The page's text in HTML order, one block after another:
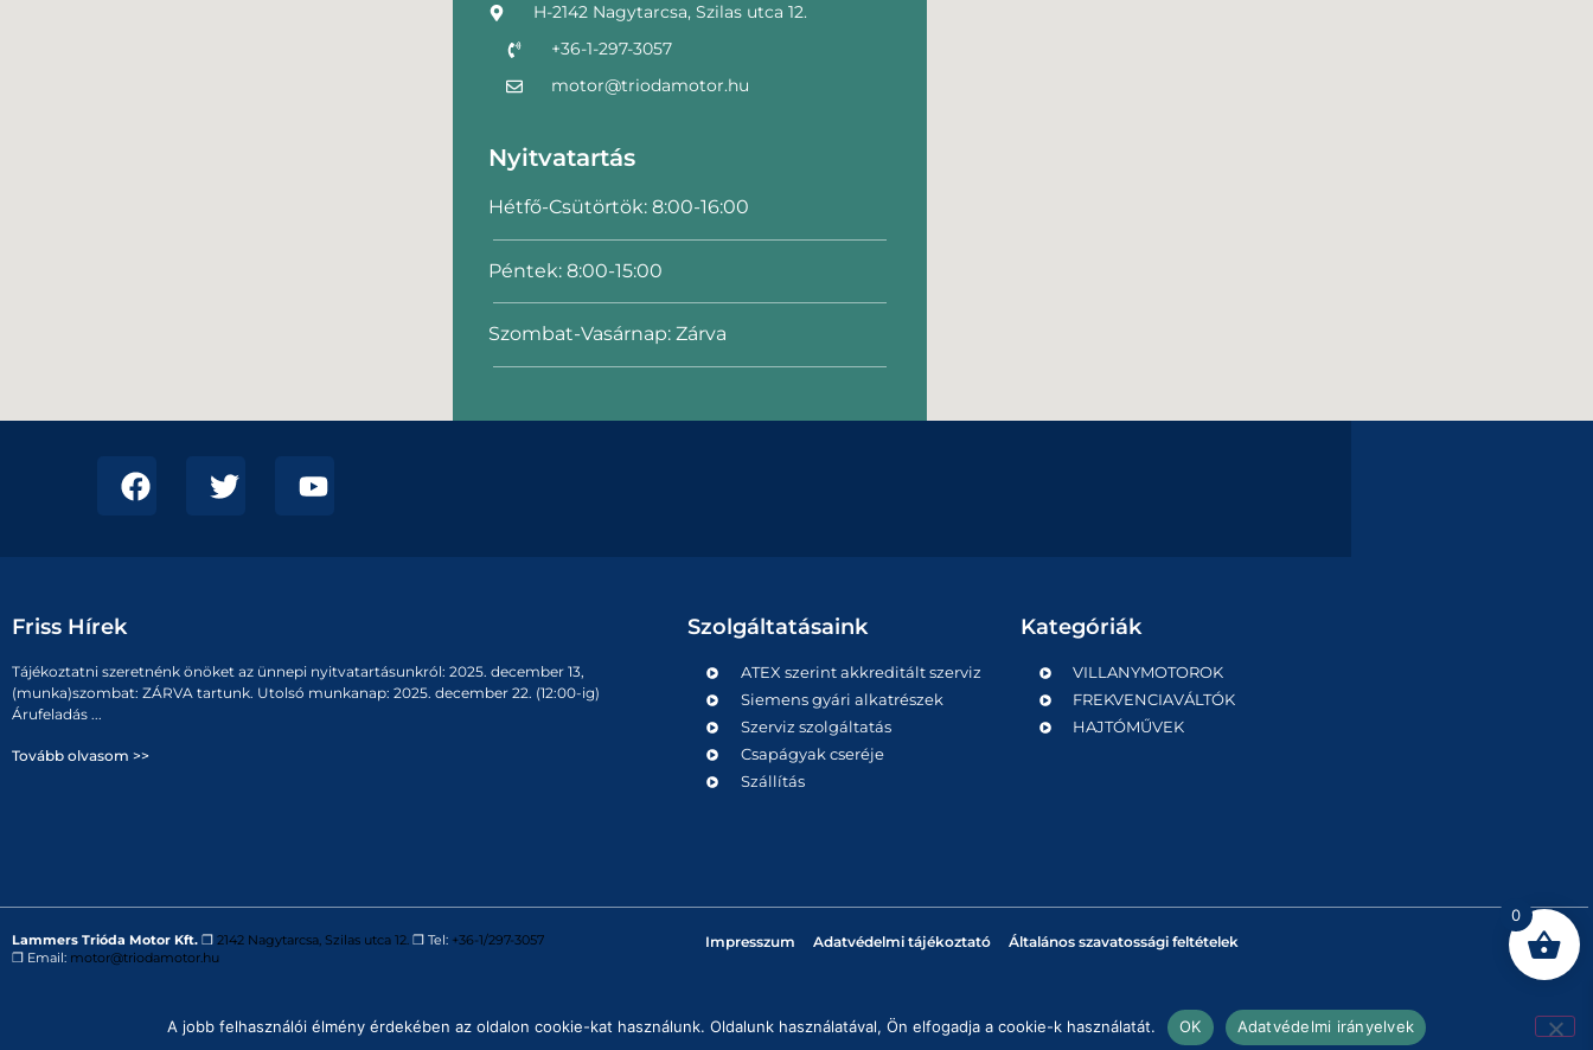
H-2142 Nagytarcsa, Szilas utca 12.
+36-1-297-3057
motor@triodamotor.hu
Nyitvatartás
Hétfő-Csütörtök: 8:00-16:00
Péntek: 8:00-15:00
Szombat-Vasárnap: Zárva
Friss Hírek
Tájékoztatni szeretnénk önöket az ünnepi nyitvatartásunkról: 2025. december 13,
(munka)szombat: ZÁRVA tartunk. Utolsó munkanap: 2025. december 22. (12:00-ig)
Árufeladás ...
Tovább olvasom >>
Szolgáltatásaink
ATEX szerint akkreditált szerviz
Siemens gyári alkatrészek
Szerviz szolgáltatás
Csapágyak cseréje
Szállítás
Kategóriák
VILLANYMOTOROK
FREKVENCIAVÁLTÓK
HAJTÓMŰVEK
Lammers Trióda Motor Kft. ❒ 2142 Nagytarcsa, Szilas utca 12. ❒ Tel: +36-1/297-3057
❒ Email: motor@triodamotor.hu
Impresszum Adatvédelmi tájékoztató Általános szavatossági feltételek
0
A jobb felhasználói élmény érdekében az oldalon cookie-kat használunk. Oldalunk használatával, Ön elfogadja a cookie-k használatát. OK Adatvédelmi irányelvek